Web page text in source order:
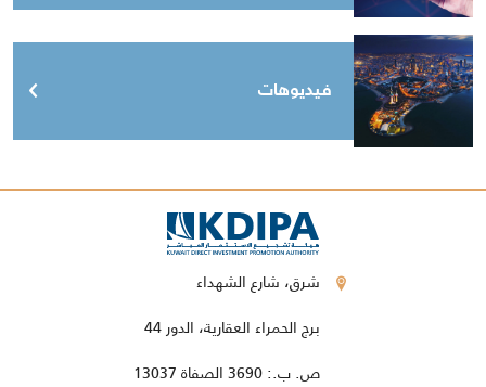
فيديوهات
شرق، شارع الشهداء
برج الحمراء العقارية، الدور 44
ص. ب.: 3690 الصفاة 13037